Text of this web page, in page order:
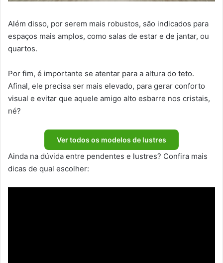
Além disso, por serem mais robustos, são indicados para
espaços mais amplos, como salas de estar e de jantar, ou
quartos.
Por fim, é importante se atentar para a altura do teto.
Afinal, ele precisa ser mais elevado, para gerar conforto
visual e evitar que aquele amigo alto esbarre nos cristais,
né?
Ver todos os modelos de lustres
Ainda na dúvida entre pendentes e lustres? Confira mais
dicas de qual escolher: